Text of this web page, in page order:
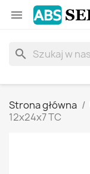

search
Strona główna
12x24x7 TC